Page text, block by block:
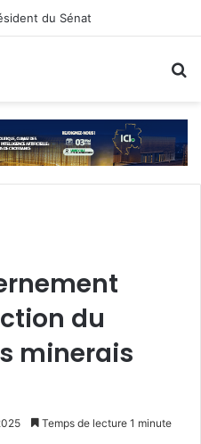
du Sénat‎
du
minerais
Temps de lecture 1 minute